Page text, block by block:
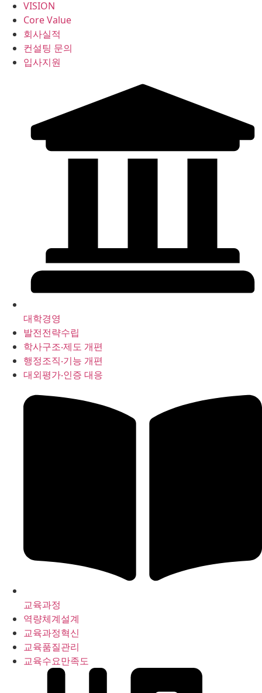
VISION
Core Value
회사실적
컨설팅 문의
입사지원
대학경영
발전전략수립
학사구조‧제도 개편
행정조직‧기능 개편
대외평가‧인증 대응
교육과정
역량체계설계
교육과정혁신
교육품질관리
교육수요만족도